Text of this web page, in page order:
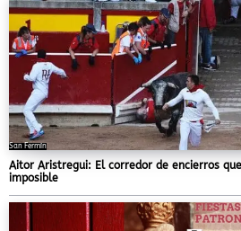
San Fermín
Aitor Aristregui: El corredor de encierros
imposible